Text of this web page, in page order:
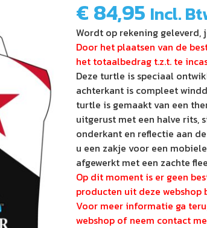
€84,95 Incl.
Wordt op rekening
Door het plaatsen van de
het totaalbedrag t.z.t. te
Deze turtle is speciaal
achterkant is compleet
turtle is gemaakt van een
uitgerust met een halve rits,
onderkant en reflectie aan
u een zakje voor een
afgewerkt met een zachte
Op dit moment is er geen
producten uit deze
Voor meer informatie ga
webshop of neem contact